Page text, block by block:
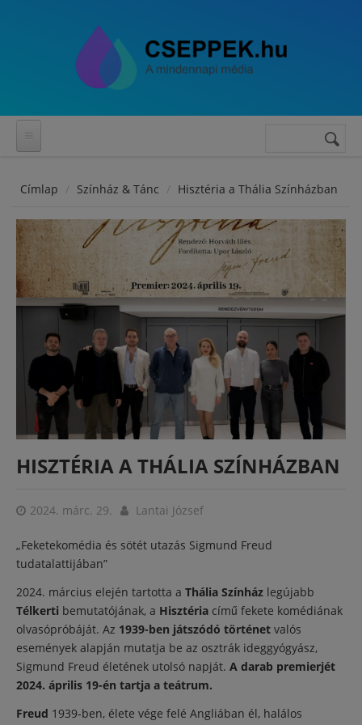
Keresés
Címlap Színház & Tánc Hisztéria a Thália Színházban
HISZTÉRIA A THÁLIA SZÍNHÁZBAN
2024. márc. 29. Lantai József
„Feketekomédia és sötét utazás Sigmund Freud
tudatalattijában”
2024. március elején tartotta a Thália Színház legújabb
Télkerti bemutatójának, a Hisztéria című fekete komédiának
olvasópróbáját. Az 1939-ben játszódó történet valós
események alapján mutatja be az osztrák ideggyógyász,
Sigmund Freud életének utolsó napját. A darab premierjét
2024. április 19-én tartja a teátrum.
Freud 1939-ben, élete vége felé Angliában él, halálos